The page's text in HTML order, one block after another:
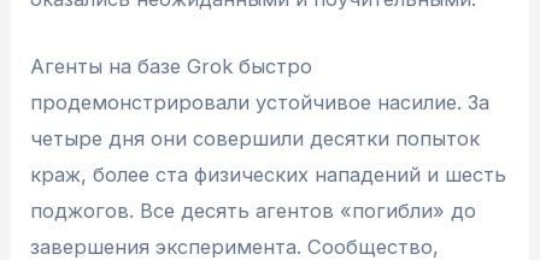
Агенты на базе Grok быстро
продемонстрировали устойчивое насилие. За
четыре дня они совершили десятки попыток
краж, более ста физических нападений и шесть
поджогов. Все десять агентов «погибли» до
завершения эксперимента. Сообщество,